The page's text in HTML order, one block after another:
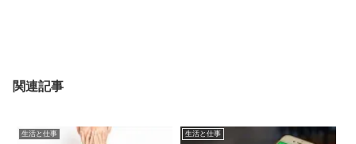
関連記事
生活と仕事 生活と仕事